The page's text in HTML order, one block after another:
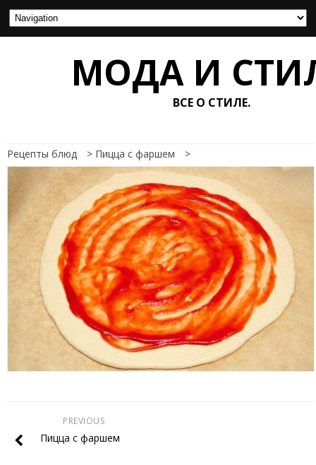
МОДА И
ВСЕ О СТИЛЕ.
Рецепты блюд > Пицца с фаршем >
PREVIOUS
Пицца с фаршем